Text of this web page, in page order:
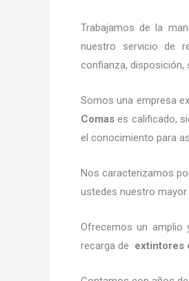
Trabajamos de la
nuestro servicio de
confianza, disposición,
Somos una empresa
Comas es calificado,
el conocimiento para
Nos caracterizamos
ustedes nuestro mayor
Ofrecemos un amplio
recarga de extintores